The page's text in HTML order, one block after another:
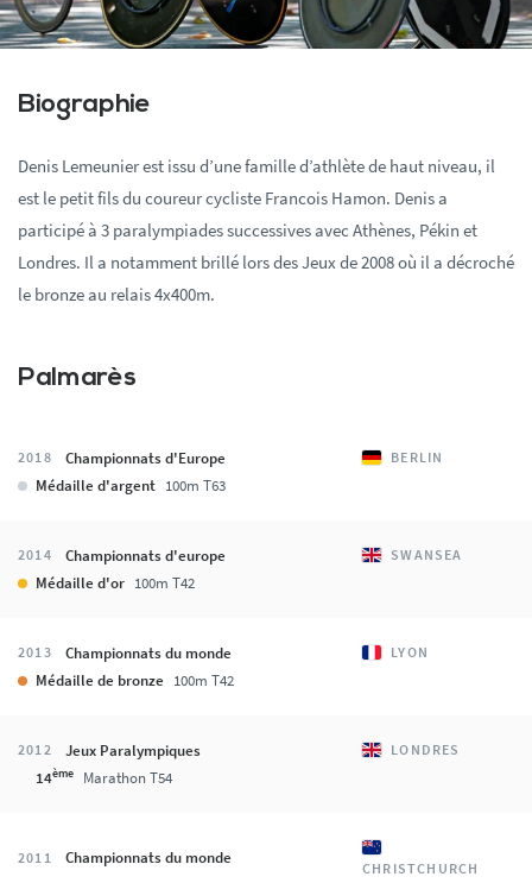
Biographie
Denis Lemeunier est issu d’une famille d’athlète de haut niveau, il
est le petit fils du coureur cycliste Francois Hamon. Denis a
participé à 3 paralympiades successives avec Athènes, Pékin et
Londres. Il a notamment brillé lors des Jeux de 2008 où il a décroché
le bronze au relais 4x400m.
Palmarès
2018 Championnats d'Europe BERLIN
Médaille d'argent 100m T63
2014 Championnats d'europe SWANSEA
Médaille d'or 100m T42
2013 Championnats du monde LYON
Médaille de bronze 100m T42
2012 Jeux Paralympiques LONDRES
14ème Marathon T54
2011 Championnats du monde CHRISTCHURCH